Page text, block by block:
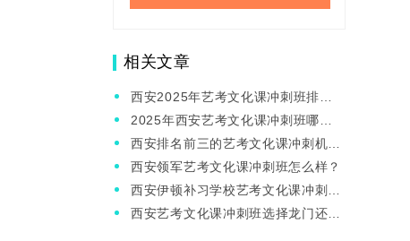
相关文章
西安2025年艺考文化课冲刺班排
名，哪家冲刺班比较好？
2025年西安艺考文化课冲刺班哪家
好？伊顿怎么样？
西安排名前三的艺考文化课冲刺机构
有哪些？
西安领军艺考文化课冲刺班怎么样？
西安伊顿补习学校艺考文化课冲刺班
怎么样？
西安艺考文化课冲刺班选择龙门还是